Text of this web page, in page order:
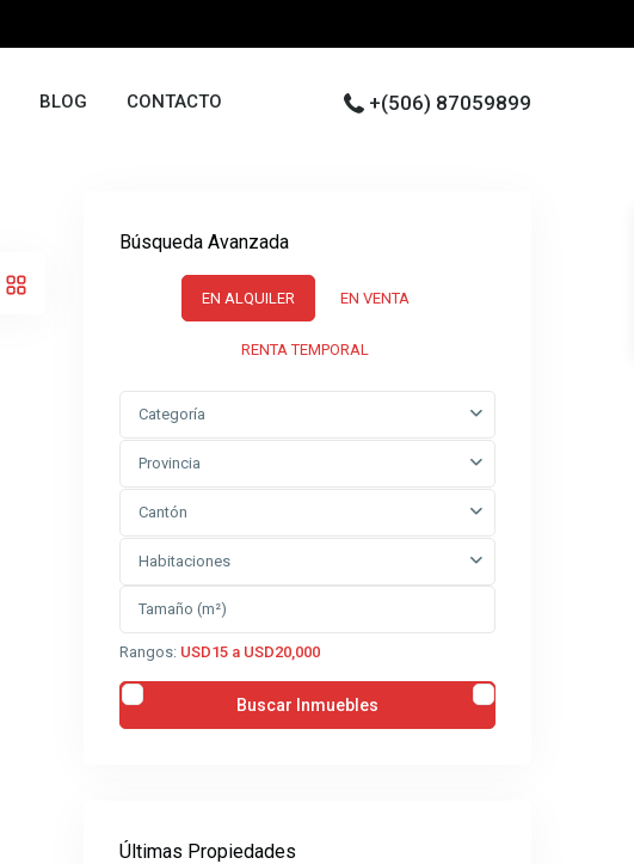
BLOG CONTACTO +(506) 87059899
Búsqueda Avanzada
EN ALQUILER EN VENTA
RENTA TEMPORAL
Categoría
Provincia
Cantón
Habitaciones
Rangos: USD15 a USD20,000
Últimas Propiedades